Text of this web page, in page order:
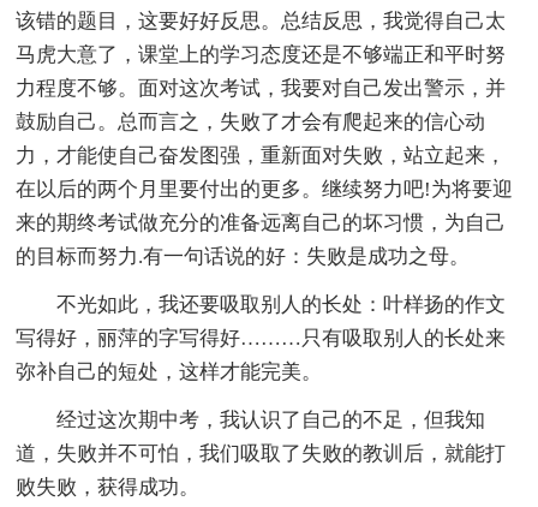
该错的题目，这要好好反思。总结反思，我觉得自己太
马虎大意了，课堂上的学习态度还是不够端正和平时努
力程度不够。面对这次考试，我要对自己发出警示，并
鼓励自己。总而言之，失败了才会有爬起来的信心动
力，才能使自己奋发图强，重新面对失败，站立起来，
在以后的两个月里要付出的更多。继续努力吧!为将要迎
来的期终考试做充分的准备远离自己的坏习惯，为自己
的目标而努力.有一句话说的好：失败是成功之母。
不光如此，我还要吸取别人的长处：叶样扬的作文
写得好，丽萍的字写得好………只有吸取别人的长处来
弥补自己的短处，这样才能完美。
经过这次期中考，我认识了自己的不足，但我知
道，失败并不可怕，我们吸取了失败的教训后，就能打
败失败，获得成功。